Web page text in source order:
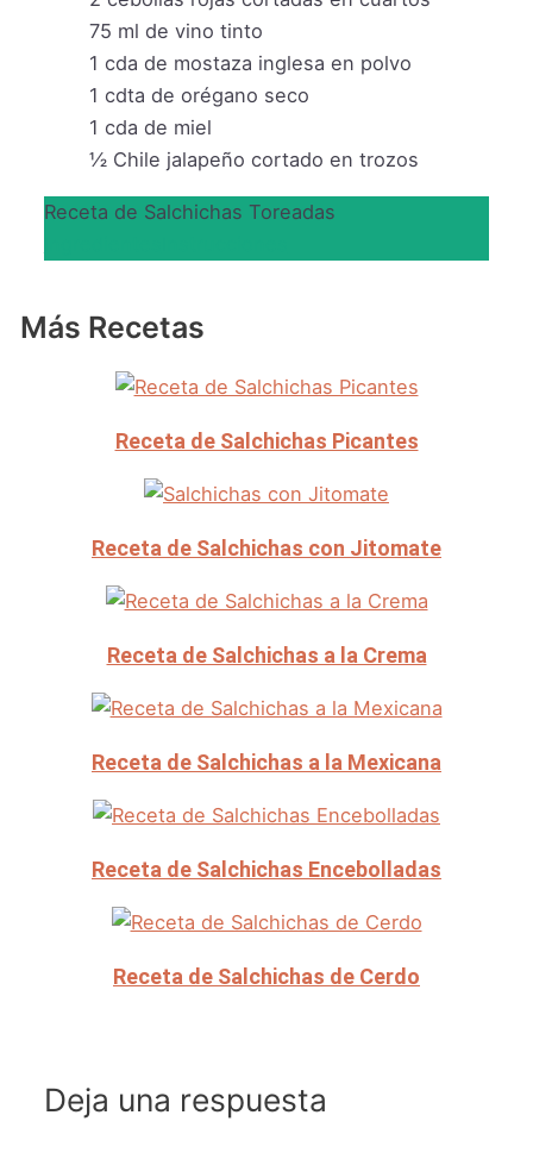
75 ml de vino tinto
1 cda de mostaza inglesa en polvo
1 cdta de orégano seco
1 cda de miel
½ Chile jalapeño cortado en trozos
Receta de Salchichas Toreadas
Más Recetas
Receta de Salchichas Picantes
Receta de Salchichas con Jitomate
Receta de Salchichas a la Crema
Receta de Salchichas a la Mexicana
Receta de Salchichas Encebolladas
Receta de Salchichas de Cerdo
Deja una respuesta